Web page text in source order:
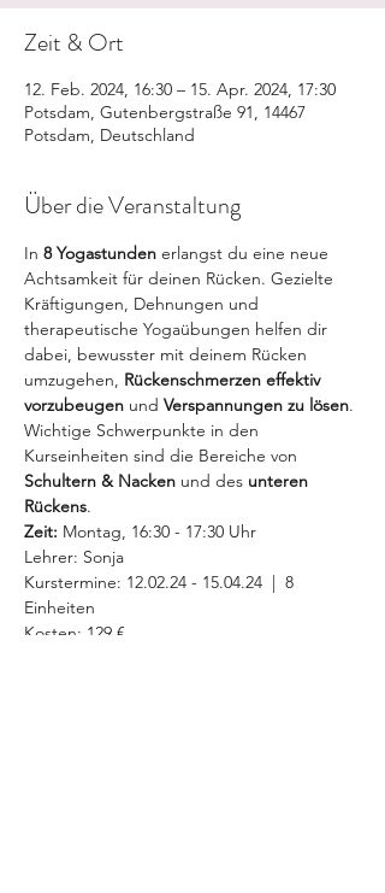
Zeit & Ort
12. Feb. 2024, 16:30 – 15. Apr. 2024, 17:30
Potsdam, Gutenbergstraße 91, 14467
Potsdam, Deutschland
Über die Veranstaltung
In 8 Yogastunden erlangst du eine neue
Achtsamkeit für deinen Rücken. Gezielte
Kräftigungen, Dehnungen und
therapeutische Yogaübungen helfen dir
dabei, bewusster mit deinem Rücken
umzugehen, Rückenschmerzen effektiv
vorzubeugen und Verspannungen zu lösen.
Wichtige Schwerpunkte in den
Kurseinheiten sind die Bereiche von
Schultern & Nacken und des unteren
Rückens.
Zeit: Montag, 16:30 - 17:30 Uhr
Lehrer: Sonja
Kurstermine: 12.02.24 - 15.04.24  |  8
Einheiten
Kosten: 129 €